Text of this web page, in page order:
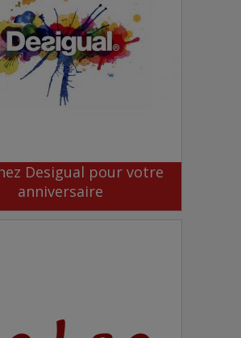
Desigual pour votre
anniversaire